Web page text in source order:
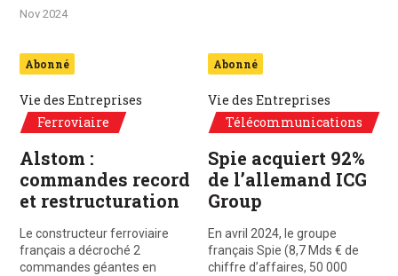
Nov 2024
Abonné
Vie des Entreprises
Ferroviaire
Alstom :
commandes record
et restructuration
Le constructeur ferroviaire
français a décroché 2
commandes géantes en
Abonné
Vie des Entreprises
Télécommunications
Spie acquiert 92%
de l’allemand ICG
Group
En avril 2024, le groupe
français Spie (8,7 Mds € de
chiffre d’affaires, 50 000